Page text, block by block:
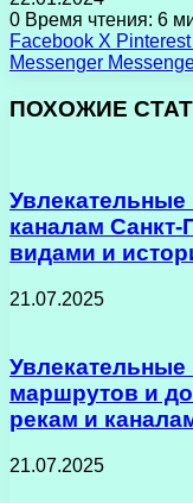
0 Время чтения: 6
Facebook X Pinterest
Messenger
ПОХОЖИЕ
Увлекательные
каналам
видами и
21.07.2025
Увлекательные
маршрутов и
рекам и
21.07.2025